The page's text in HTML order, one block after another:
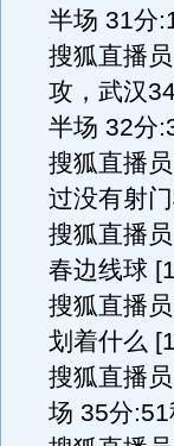
半场 31分
搜狐直播
攻，武汉
半场 32分
搜狐直播
过没有射
搜狐直播
春边线球
搜狐直播
划着什么
搜狐直播
场 35分:51